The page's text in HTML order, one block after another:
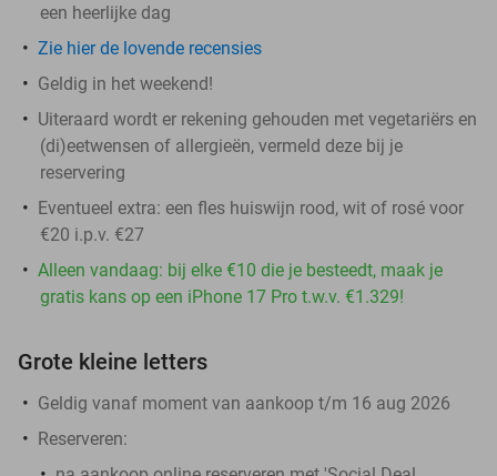
een heerlijke dag
Zie hier de lovende recensies
Geldig in het weekend!
Uiteraard wordt er rekening gehouden met vegetariërs en
(di)eetwensen of allergieën, vermeld deze bij je
reservering
Eventueel extra: een fles huiswijn rood, wit of rosé voor
€20 i.p.v. €27
Alleen vandaag: bij elke €10 die je besteedt, maak je
gratis kans op een iPhone 17 Pro t.w.v. €1.329!
Grote kleine letters
Geldig vanaf moment van aankoop t/m 16 aug 2026
Reserveren: